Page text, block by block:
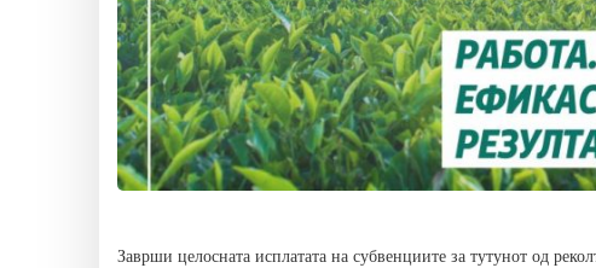
Заврши целосната исплатата на субвенциите за тутунот од